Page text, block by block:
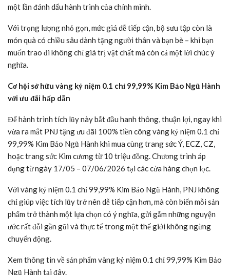
thức cố định nào, chỉ có lựa chọn phù hợp nhất với bạn ở thời điểm
Mua lẻ – chọn đúng nguyên tố đang đại diện cho điều mình mong
cầu, hoặc đơn giản là hợp với bản mệnh. Một miếng vàng nhỏ,
nhưng mang theo cả một nguyện ước cụ thể.
Biểu tượng Hỏa mang năng lượng nội tại luôn âm ỉ chờ đợi thời cơ
Mua theo set – sưu tầm đủ cả năm nguyên tố như một bộ năng
lượng hoàn chỉnh. Vừa tích lũy tài chính, vừa tạo cảm giác sở hữu
trọn vẹn và có chiều sâu.
Mua theo mục tiêu – chọn nguyên tố tương sinh theo từng giai
tìm đến Hỏa, cần ổn định nền tảng thì về với Thổ. Mỗi lần mua là
một lần đánh dấu hành trình của chính mình.
Với trọng lượng nhỏ gọn, mức giá dễ tiếp cận, bộ sưu tập còn là
món quà có chiều sâu dành tặng người thân và bạn bè – khi bạn
nghĩa.